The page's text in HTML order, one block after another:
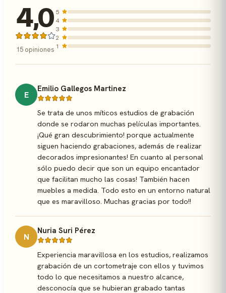
4,0
15 opiniones
5
4
3
2
1
E
Emilio Gallegos Martinez
Se trata de unos míticos estudios de grabación
donde se rodaron muchas películas importantes.
¡Qué gran descubrimiento! porque actualmente
siguen haciendo grabaciones, además de realizar
decorados impresionantes! En cuanto al personal
sólo puedo decir que son un equipo encantador
que facilitan mucho las cosas! También hacen
muebles a medida. Todo esto en un entorno natural
que es maravilloso. Muchas gracias por todo!!
N
Nuria Suri Pérez
Experiencia maravillosa en los estudios, realizamos
grabación de un cortometraje con ellos y tuvimos
todo lo que necesitamos a nuestro alcance,
desconocía que se hubieran grabado tantas